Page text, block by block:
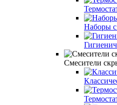
Наборы с
Смесители